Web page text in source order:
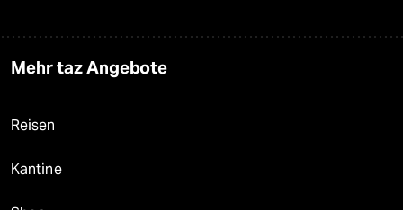
Mehr taz Angebote
Reisen
Kantine